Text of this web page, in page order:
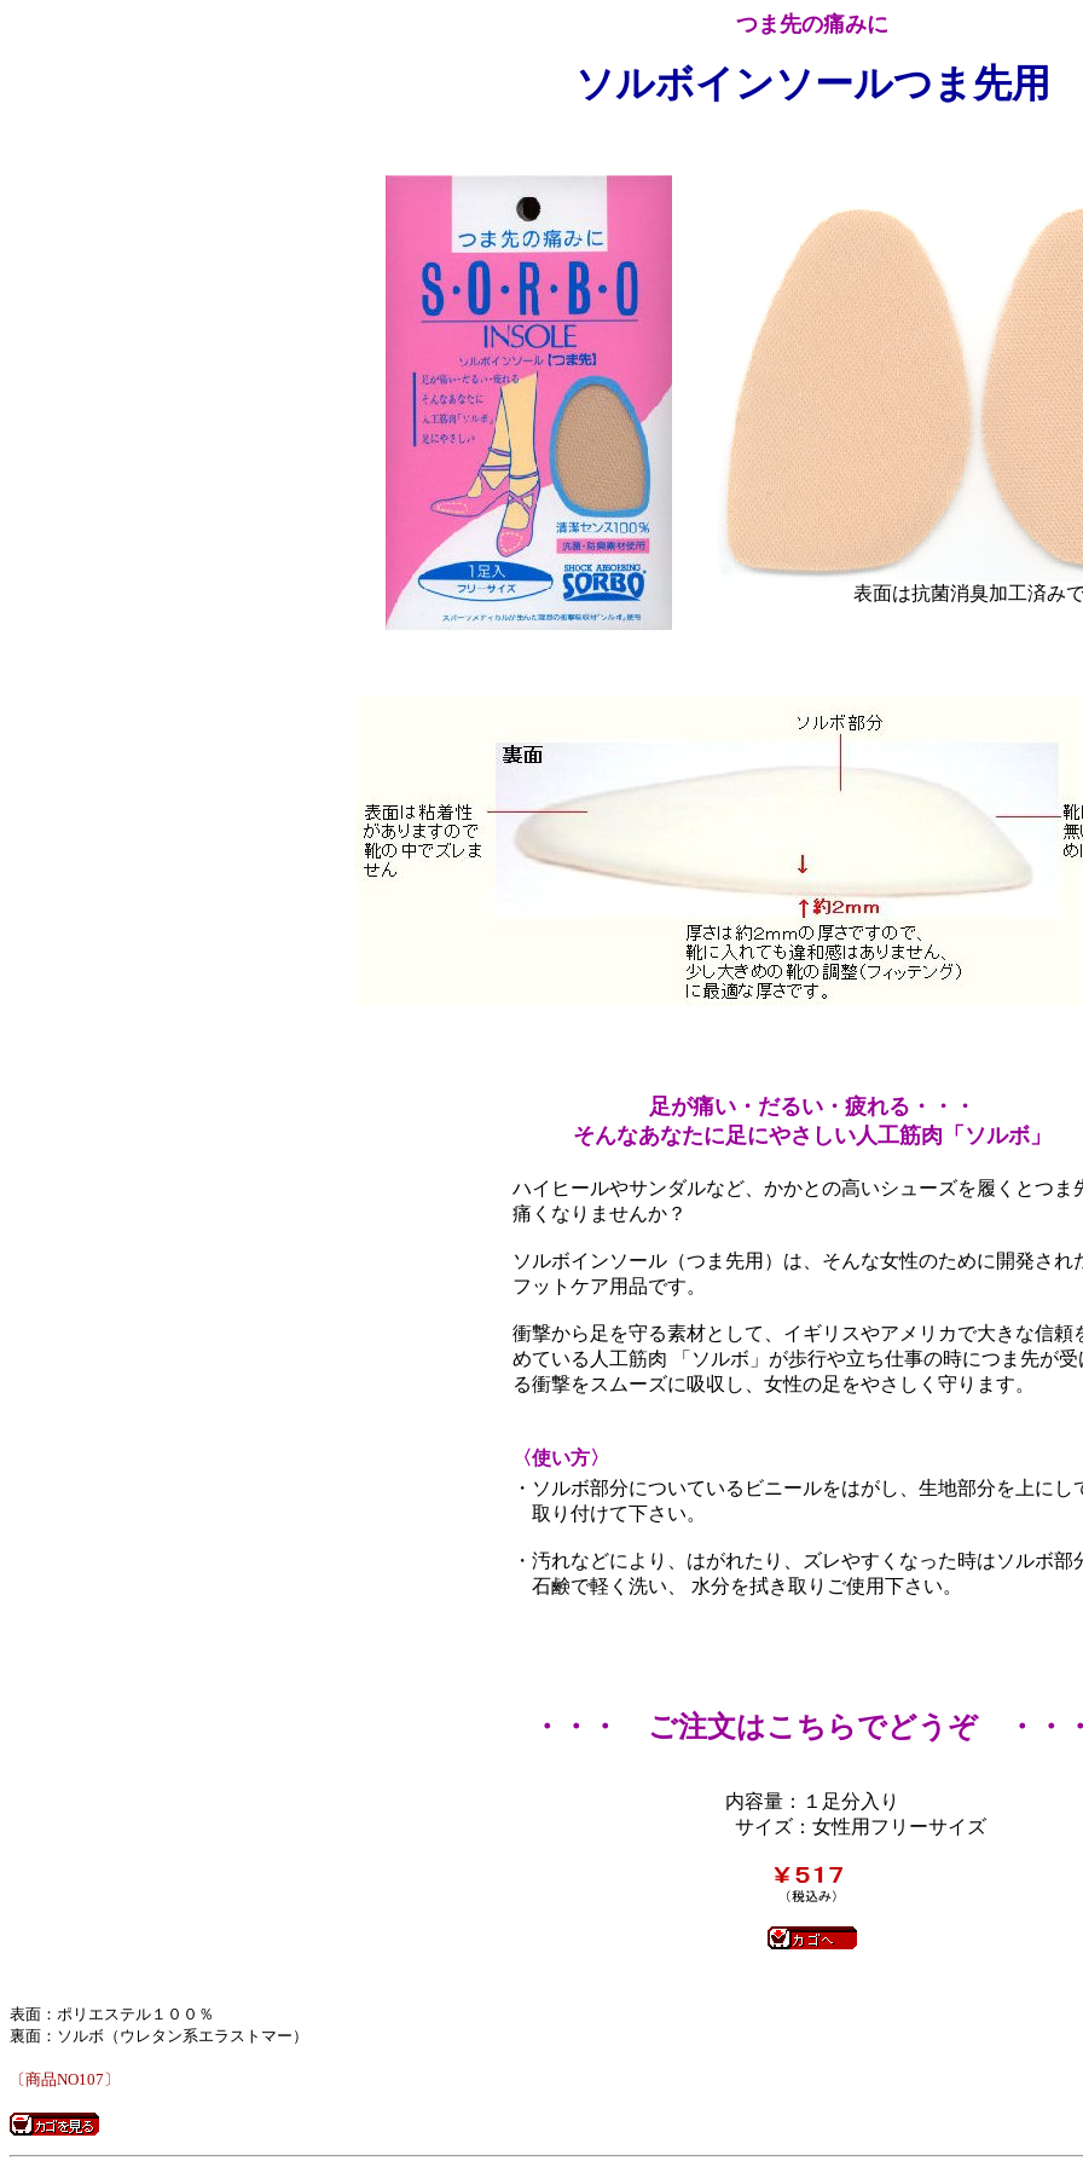
つま先の痛みに
ソルボインソールつま先用
表面は抗菌消臭加工済み
足が痛い・だるい・疲れる・・・
そんなあなたに足にやさしい人工筋肉「ソルボ」
ハイヒールやサンダルなど、かかとの高いシューズを履くとつま
痛くなりませんか？
ソルボインソール（つま先用）は、そんな女性のために開発され
フットケア用品です。
衝撃から足を守る素材として、イギリスやアメリカで大きな信頼
めている人工筋肉 「ソルボ」が歩行や立ち仕事の時につま先が受
る衝撃をスムーズに吸収し、女性の足をやさしく守ります。
〈使い方〉
・ソルボ部分についているビニールをはがし、生地部分を上にし
取り付けて下さい。
・汚れなどにより、はがれたり、ズレやすくなった時はソルボ部
石鹸で軽く洗い、 水分を拭き取りご使用下さい。
・・・ ご注文はこちらでどうぞ ・・
内容量：１足分入り
サイズ：女性用フリーサイズ
表面：ポリエステル１００％
裏面：ソルボ（ウレタン系エラストマー）
〔商品NO107〕